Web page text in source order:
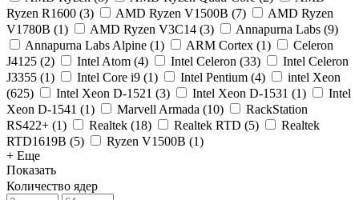
Ryzen R1600 (3) AMD Ryzen V1500B (7)
AMD Ryzen
V1780B (1) AMD Ryzen V3C14 (3) Annapurna Labs (9)
Annapurna Labs Alpine (1) ARM Cortex (1)
Celeron
J4125 (2) Intel Atom (4) Intel Celeron (33)
Intel Celeron
J3355 (1) Intel Core i9 (1) Intel Pentium (4)
intel Xeon
(625) Intel Xeon D-1521 (3) Intel Xeon D-1531 (1)
Intel
Xeon D-1541 (1) Marvell Armada (10)
RackStation
RS422+ (1) Realtek (18) Realtek RTD (5)
Realtek
RTD1619B (5) Ryzen V1500B (1)
+ Еще
Показать
Количество ядер